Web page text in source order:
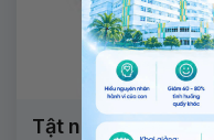
Tật nứt đốt sống